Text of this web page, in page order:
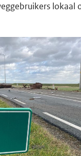
lokaal